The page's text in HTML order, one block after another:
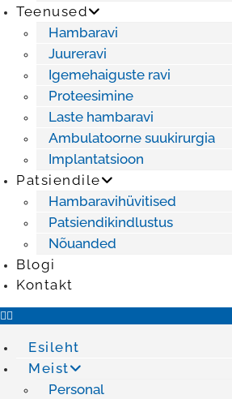
Teenused
Hambaravi
Juureravi
Igemehaiguste ravi
Proteesimine
Laste hambaravi
Ambulatoorne suukirurgia
Implantatsioon
Patsiendile
Hambaravihüvitised
Patsiendikindlustus
Nõuanded
Blogi
Kontakt
Esileht
Meist
Personal